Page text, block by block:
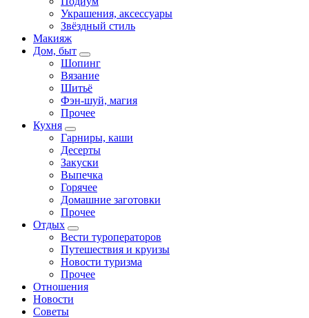
Украшения, аксессуары
Звёздный стиль
Макияж
Дом, быт
Шопинг
Вязание
Шитьё
Фэн-шуй, магия
Прочее
Кухня
Гарниры, каши
Десерты
Закуски
Выпечка
Горячее
Домашние заготовки
Прочее
Отдых
Вести туроператоров
Путешествия и круизы
Новости туризма
Прочее
Отношения
Новости
Советы